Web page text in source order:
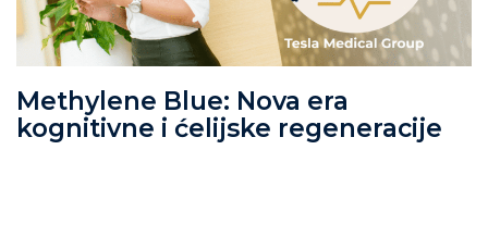
Methylene Blue: Nova era
kognitivne i ćelijske regeneracije